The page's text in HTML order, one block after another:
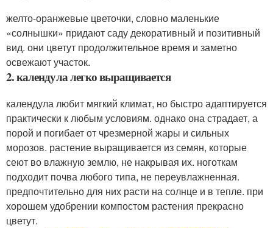
желто-оранжевые цветочки, словно маленькие
«солнышки» придают саду декоративный и позитивный
вид. они цветут продолжительное время и заметно
освежают участок.
2. календула легко выращивается
календула любит мягкий климат, но быстро адаптируется
практически к любым условиям. однако она страдает, а
порой и погибает от чрезмерной жары и сильных
морозов. растение выращивается из семян, которые
сеют во влажную землю, не накрывая их. ноготкам
подходит почва любого типа, не переувлажненная.
предпочтительно для них расти на солнце и в тепле. при
хорошем удобрении компостом растения прекрасно
цветут.